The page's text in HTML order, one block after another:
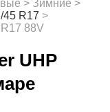
> Зимние >
45 R17 >
88V
UHP